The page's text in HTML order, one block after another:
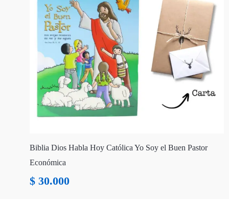
Biblia Dios Habla Hoy Católica Yo Soy el Buen Pastor
Económica
$ 30.000